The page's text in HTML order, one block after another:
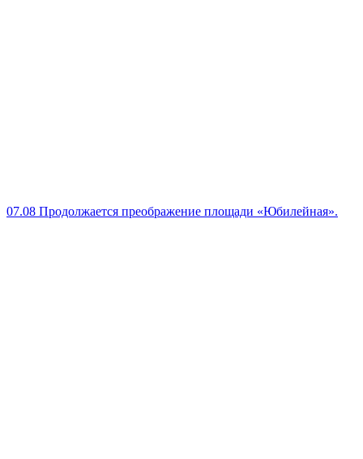
07.08 Продолжается преображение площади «Юбилейная».